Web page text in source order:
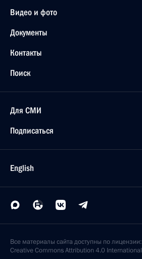
Видео и фото
Документы
Контакты
Поиск
Для СМИ
Подписаться
English
Все материалы сайта доступны по лицензии:
Creative Commons Attribution 4.0 International